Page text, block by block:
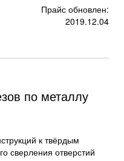
Прайс обновлен:
2019.12.04
по металлу
к твёрдым
сверления отверстий